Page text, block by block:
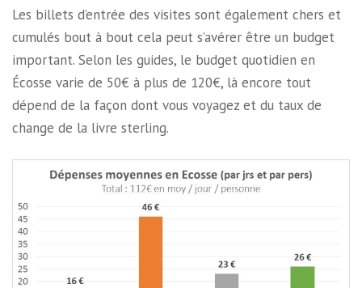
Les billets d’entrée des visites sont également chers et
cumulés bout à bout cela peut s’avérer être un budget
important. Selon les guides, le budget quotidien en
Écosse varie de 50€ à plus de 120€, là encore tout
dépend de la façon dont vous voyagez et du taux de
change de la livre sterling.